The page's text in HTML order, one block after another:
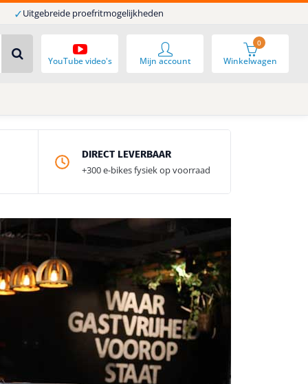
✓Uitgebreide proefritmogelijkheden
YouTube video's Winkelwagen
0
Mijn account
DIRECT LEVERBAAR
+300 e-bikes fysiek op voorraad